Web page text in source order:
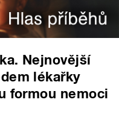
Nejnovější
lékařky
formou nemoci